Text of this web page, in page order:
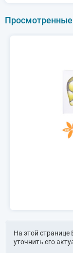
На этой
уточнить его